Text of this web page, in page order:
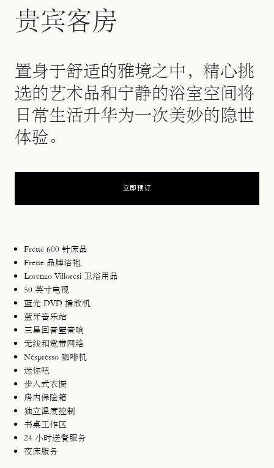
贵宾客房
置身于舒适的雅境之中，精心挑
选的艺术品和宁静的浴室空间将
日常生活升华为一次美妙的隐世
体验。
立即预订
Frette 600 针床品
Frette 品牌浴袍
Lorenzo Villoresi 卫浴用品
50 英寸电视
蓝光 DVD 播放机
蓝牙音乐站
三星回音壁音响
无线和宽带网络
Nespresso 咖啡机
迷你吧
步入式衣橱
房内保险箱
独立温度控制
书桌工作区
24 小时送餐服务
夜床服务